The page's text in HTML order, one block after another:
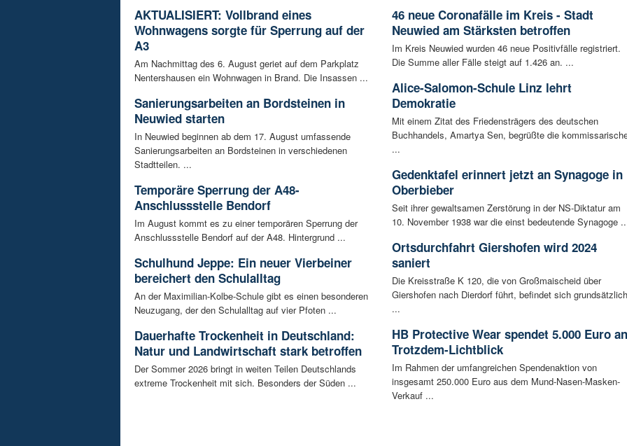
AKTUALISIERT: Vollbrand eines
Wohnwagens sorgte für Sperrung auf der
A3
Am Nachmittag des 6. August geriet auf dem Parkplatz
Nentershausen ein Wohnwagen in Brand. Die Insassen ...
Sanierungsarbeiten an Bordsteinen in
Neuwied starten
In Neuwied beginnen ab dem 17. August umfassende
Sanierungsarbeiten an Bordsteinen in verschiedenen
Stadtteilen. ...
Temporäre Sperrung der A48-
Anschlussstelle Bendorf
Im August kommt es zu einer temporären Sperrung der
Anschlussstelle Bendorf auf der A48. Hintergrund ...
Schulhund Jeppe: Ein neuer Vierbeiner
bereichert den Schulalltag
An der Maximilian-Kolbe-Schule gibt es einen besonderen
Neuzugang, der den Schulalltag auf vier Pfoten ...
Dauerhafte Trockenheit in Deutschland:
Natur und Landwirtschaft stark betroffen
Der Sommer 2026 bringt in weiten Teilen Deutschlands
extreme Trockenheit mit sich. Besonders der Süden ...
46 neue Coronafälle im Kreis - Stadt
Neuwied am Stärksten betroffen
Im Kreis Neuwied wurden 46 neue Positivfälle registriert.
Die Summe aller Fälle steigt auf 1.426 an. ...
Alice-Salomon-Schule Linz lehrt
Demokratie
Mit einem Zitat des Friedensträgers des deutschen
Buchhandels, Amartya Sen, begrüßte die
...
Gedenktafel erinnert jetzt an Synagoge in
Oberbieber
Seit ihrer gewaltsamen Zerstörung in der NS-Diktatur am
10. November 1938 war die einst bedeutende Synagoge
Ortsdurchfahrt Giershofen wird 2024
saniert
Die Kreisstraße K 120, die von Großmaischeid über
Giershofen nach Dierdorf führt, befindet sich grundsätzlich
...
HB Protective Wear spendet 5.000 Euro an
Trotzdem-Lichtblick
Im Rahmen der umfangreichen Spendenaktion von
insgesamt 250.000 Euro aus dem Mund-Nasen-Masken-
Verkauf ...